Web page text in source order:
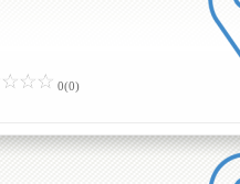
0(0)